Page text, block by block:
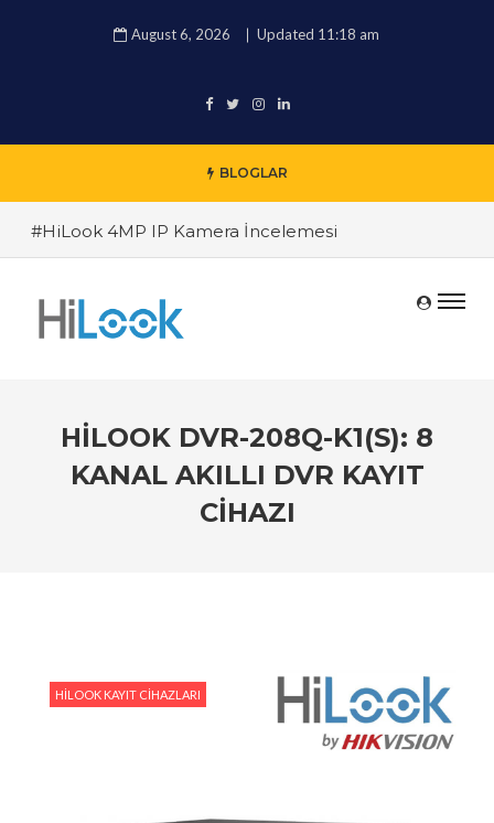
August 6, 2026 Updated 11:18 am
BLOGLAR
#HiLook 4MP IP Kamera İncelemesi
#İşletmeniz İçin Hangi HiLook NVR Sistemi Daha
Uygun?
#TRT HABER Güvenlik Kamerası Alırken Nelere
Dikkat Edilmeli ? Güvenlik Kamera Uzmanı Pc
Tedarik İslam Çalık yanıtlıyor
#Ev Güvenliği İçin Ekonomik HiLook Çözümleri
#HiLook Gece Görüş Kameraları: Karanlıkta Bile
HILOOK DVR-208Q-K1(S): 8
KANAL AKILLI DVR KAYIT
CIHAZI
HILOOK KAYIT CIHAZLARI